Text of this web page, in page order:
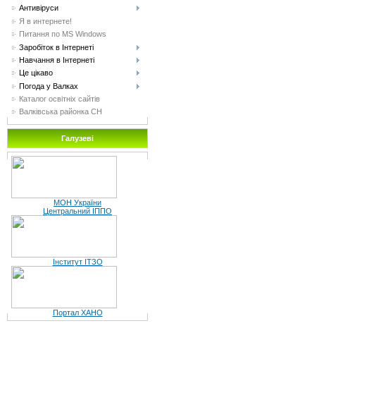
Антивіруси
Я в интернете!
Питання по MS Windows
Заробіток в Інтернеті
Навчання в Інтернеті
Це цікаво
Погода у Валках
Каталог освітніх сайтів
Валківська районка СН
Галузеві
МОН України
Центральний ІППО
Інститут ІТЗО
Портал ХАНО